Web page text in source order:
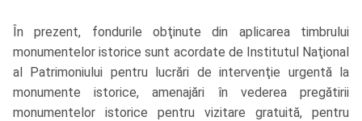
În prezent, fondurile obţinute din aplicarea timbrului
monumentelor istorice sunt acordate de Institutul Naţional
al Patrimoniului pentru lucrări de intervenţie urgentă la
monumente istorice, amenajări în vederea pregătirii
monumentelor istorice pentru vizitare gratuită, pentru